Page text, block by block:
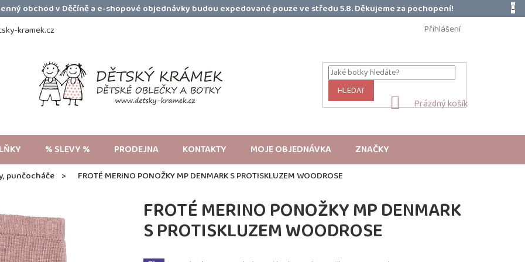
obchod v Děčíně a e-shopové objednávky budou expedované pouze ve středu 5.8. Děkujeme za pochopení!
kramek.cz Přihlášení
HLEDAT
NÁKUPNÍ
Prázdný košík
% SLEVY % PRODEJNA KONTAKTY MOJE OBJEDNÁVKA ZNAČKY
punčocháče FROTÉ MERINO PONOŽKY MP DENMARK S PROTISKLUZEM WOODROSE
FROTÉ MERINO PONOŽKY MP DENMARK
S PROTISKLUZEM WOODROSE